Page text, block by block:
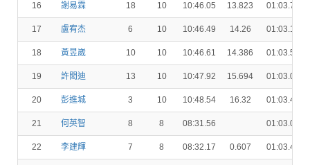
16 謝易霖 18 10 10:46.05 13.823 01:03.75
17 盧宥杰 6 10 10:46.49 14.26 01:03.18
18 黃昱崴 10 10 10:46.61 14.386 01:03.55
19 許閎迪 13 10 10:47.92 15.694 01:03.06
20 彭進城 3 10 10:48.54 16.32 01:03.47
21 何英智 8 8 08:31.56 01:03.00
22 李建輝 7 8 08:32.17 0.607 01:03.42